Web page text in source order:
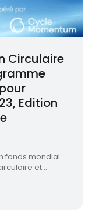
Circulaire
Edition
fonds mondial
et...